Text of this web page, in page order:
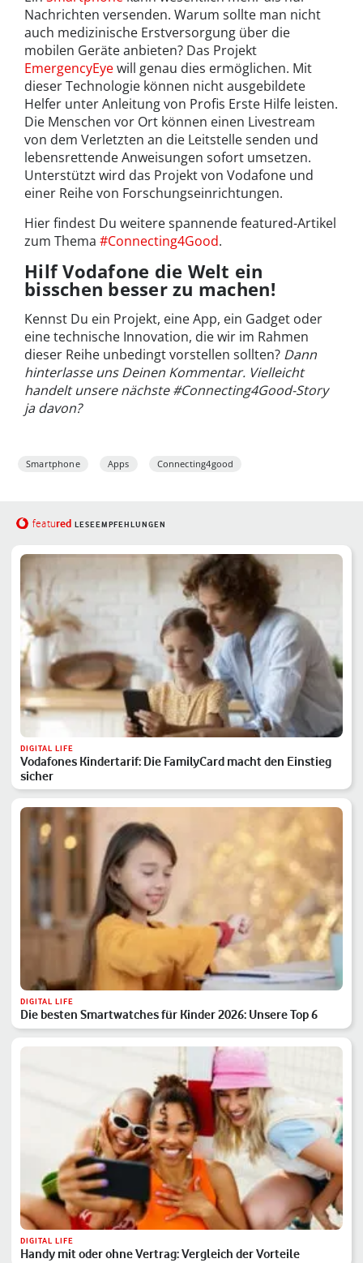
Nachrichten versenden. Warum sollte man nicht
auch medizinische Erstversorgung über die
mobilen Geräte anbieten? Das Projekt
EmergencyEyewill genau dies ermöglichen. Mit
dieser Technologie können nicht ausgebildete
Helfer unter Anleitung von Profis Erste Hilfe leisten.
Die Menschen vor Ort können einen Livestream
von dem Verletzten an die Leitstelle senden und
lebensrettende Anweisungen sofort umsetzen.
Unterstützt wird das Projekt von Vodafone und
einer Reihe von Forschungseinrichtungen.
Hier findest Du weitere spannende featured-Artikel
zum Thema #Connecting4Good.
Hilf Vodafone die Welt ein
bisschen besser zu machen!
Kennst Du ein Projekt, eine App, ein Gadget oder
eine technische Innovation, die wir im Rahmen
dieser Reihe unbedingt vorstellen sollten? Dann
hinterlasse uns Deinen Kommentar. Vielleicht
handelt unsere nächste #Connecting4Good-Story
ja davon?
Smartphone Apps Connecting4good
featured LESEEMPFEHLUNGEN
DIGITAL LIFE
Vodafones Kindertarif: Die FamilyCard macht den Einstieg
sicher
DIGITAL LIFE
Die besten Smartwatches für Kinder 2026: Unsere Top 6
DIGITAL LIFE
Handy mit oder ohne Vertrag: Vergleich der Vorteile